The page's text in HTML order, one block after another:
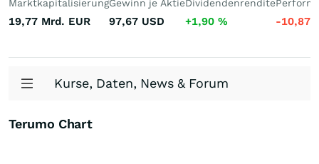
Marktkapitalisierung
19,77 Mrd. EUR
Gewinn je Aktie
97,67 USD
Dividendenrendite
+1,90 % -10,87
Kurse, Daten, News & Forum
Terumo Chart